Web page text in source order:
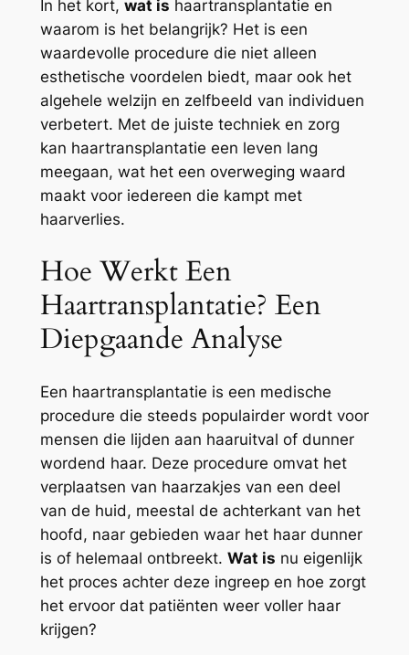
In het kort, wat is haartransplantatie en
waarom is het belangrijk? Het is een
waardevolle procedure die niet alleen
esthetische voordelen biedt, maar ook het
algehele welzijn en zelfbeeld van individuen
verbetert. Met de juiste techniek en zorg
kan haartransplantatie een leven lang
meegaan, wat het een overweging waard
maakt voor iedereen die kampt met
haarverlies.
Hoe Werkt Een
Haartransplantatie? Een
Diepgaande Analyse
Een haartransplantatie is een medische
procedure die steeds populairder wordt voor
mensen die lijden aan haaruitval of dunner
wordend haar. Deze procedure omvat het
verplaatsen van haarzakjes van een deel
van de huid, meestal de achterkant van het
hoofd, naar gebieden waar het haar dunner
is of helemaal ontbreekt. Wat is nu eigenlijk
het proces achter deze ingreep en hoe zorgt
het ervoor dat patiënten weer voller haar
krijgen?